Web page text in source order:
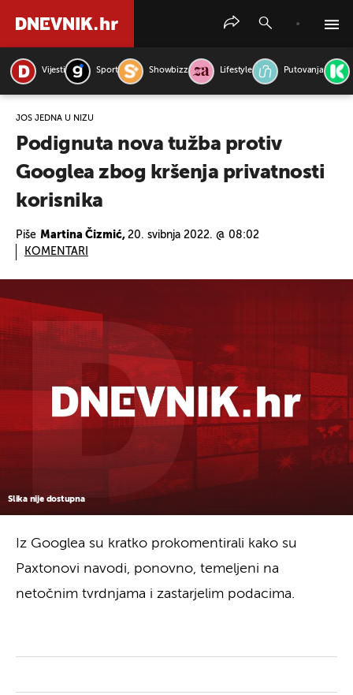
Vijesti Sport Showbizz Lifestyle Putovanja
JOŠ JEDNA U NIZU
Podignuta nova tužba protiv
Googlea zbog kršenja privatnosti
korisnika
Piše Martina Čizmić, 20. svibnja 2022. @ 08:02
KOMENTARI
Slika nije dostupna
Iz Googlea su kratko prokomentirali kako su
Paxtonovi navodi, ponovno, temeljeni na
netočnim tvrdnjama i zastarjelim podacima.
PRETRAŽITE VIJESTI